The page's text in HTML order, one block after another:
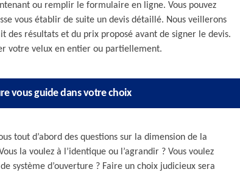
ou remplir le formulaire en ligne. Vous pouvez
vous établir de suite un devis détaillé. Nous veillerons
des résultats et du prix proposé avant de signer le devis.
votre velux en entier ou partiellement.
vous guide dans votre choix
tout d’abord des questions sur la dimension de la
la voulez à l’identique ou l’agrandir ? Vous voulez
système d’ouverture ? Faire un choix judicieux sera